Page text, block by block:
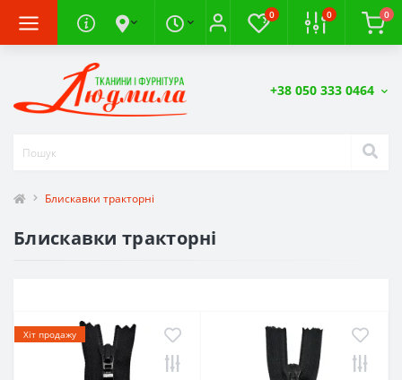
0 0 0
+38 050 333 0464
Блискавки тракторні
Блискавки тракторні
Хіт продажу